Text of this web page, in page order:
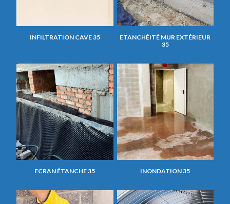
INFILTRATION CAVE 35
ETANCHÉITÉ MUR EXTÉRIEUR
35
ECRAN ÉTANCHE 35 INONDATION 35